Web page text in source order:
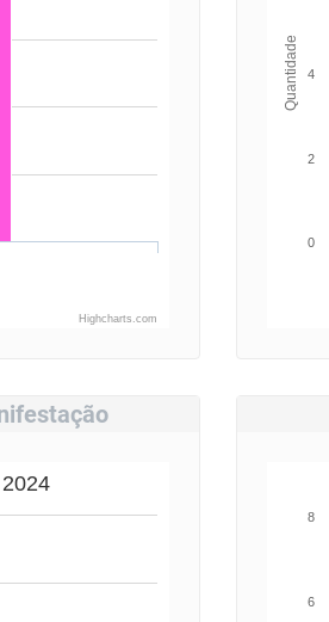
Highcharts.com
Quantidade
0
2
4
6
8